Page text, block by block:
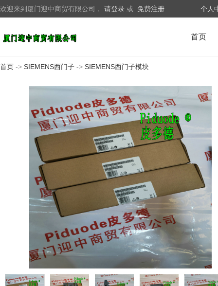
欢迎来到厦门迎中商贸有限公司， 请登录 或 免费注册 个人
首页
首页 -> SIEMENS西门子 -> SIEMENS西门子模块